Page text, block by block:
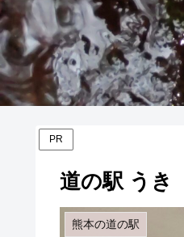
PR
道の駅 うき
熊本の道の駅